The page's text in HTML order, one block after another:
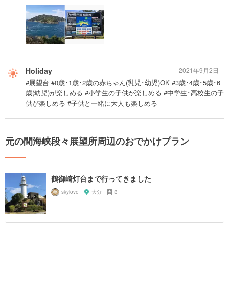
Holiday
#展望台 #0歳･1歳･2歳の赤ちゃん(乳児･幼児)OK #3歳･4歳･5歳･6
歳(幼児)が楽しめる #小学生の子供が楽しめる #中学生･高校生の子
供が楽しめる #子供と一緒に大人も楽しめる
2021年9月2日
元の間海峡段々展望所周辺のおでかけプラン
鶴御崎灯台まで行ってきました
skylove 大分 3